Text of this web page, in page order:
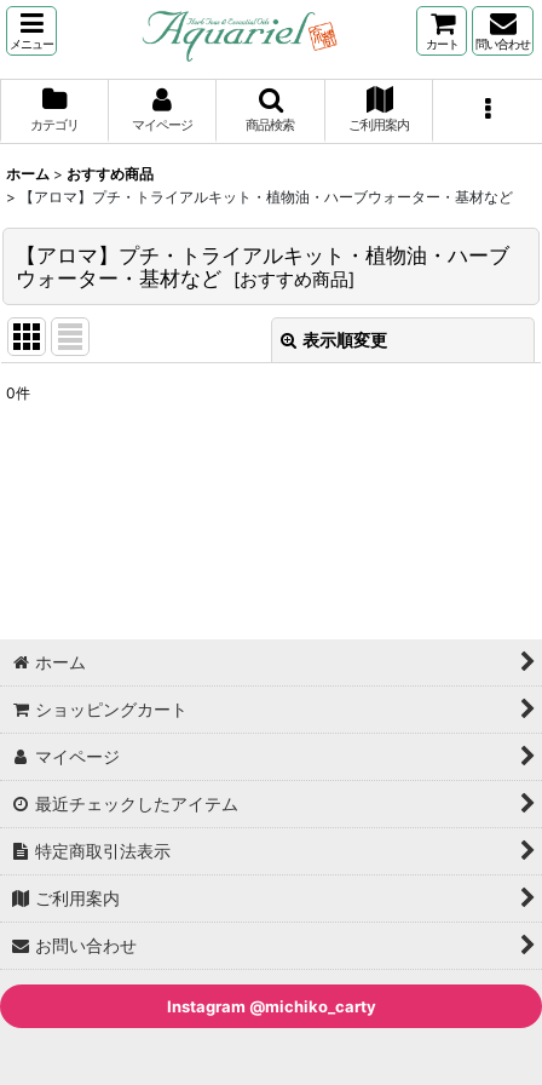
メニュー カート 問い合わせ
カテゴリ マイページ 商品検索 ご利用案内
ホーム > おすすめ商品
>
【アロマ】プチ・トライアルキット・植物油・ハーブウォーター・基材など
【アロマ】プチ・トライアルキット・植物油・ハーブ
ウォーター・基材など
[おすすめ商品]
表示順変更
0件
ホーム
ショッピングカート
マイページ
最近チェックしたアイテム
特定商取引法表示
ご利用案内
お問い合わせ
Instagram @michiko_carty